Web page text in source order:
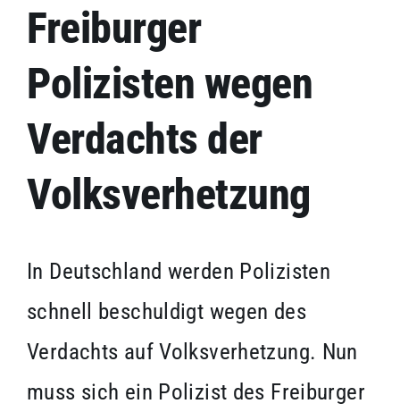
Kontakt
Impressum
Freiburger
Polizisten wegen
Verdachts der
Volksverhetzung
In Deutschland werden Polizisten
schnell beschuldigt wegen des
Verdachts auf Volksverhetzung. Nun
muss sich ein Polizist des Freiburger